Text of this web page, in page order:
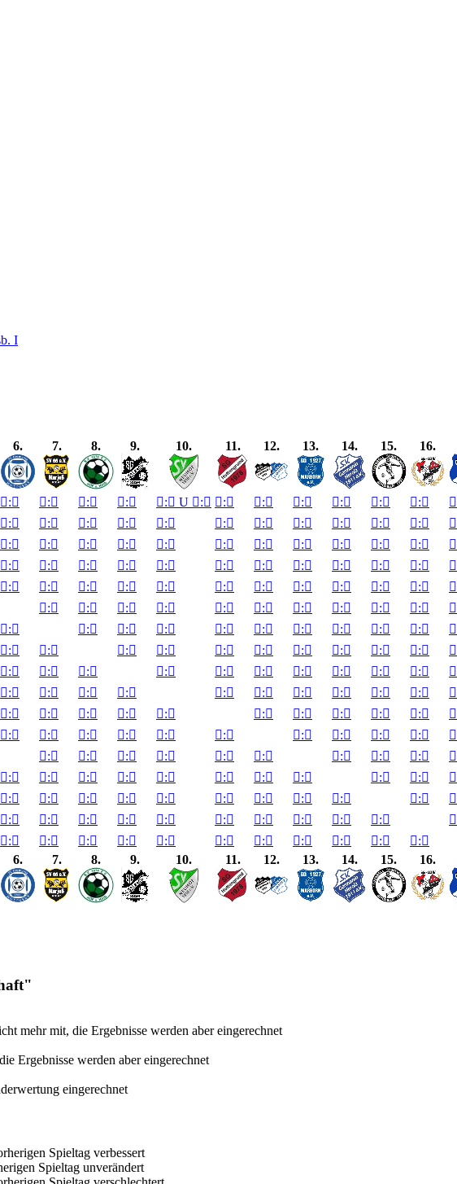
I
6. 7. 8. 9. 10. 11. 12. 13. 14. 15. 16.
6. 7. 8. 9. 10. 11. 12. 13. 14. 15. 16.
: : : : : U : : : : : : : 
: : : : : : : : : : : 
: : : : : : : : : : : 
: : : : : : : : : : : 
: : : : : : : : : : : 
: : : : : : : : : : 
: : : : : : : : : : 
: : : : : : : : : : 
: : : : : : : : : : 
: : : : : : : : : : 
: : : : : : : : : : 
: : : : : : : : : : 
: : : : : : : : : 
: : : : : : : : : : 
: : : : : : : : : : 
: : : : : : : : : : 
: : : : : : : : : : :
mehr mit, die Ergebnisse werden aber eingerechnet
Ergebnisse werden aber eingerechnet
eingerechnet
Spieltag verbessert
Spieltag unverändert